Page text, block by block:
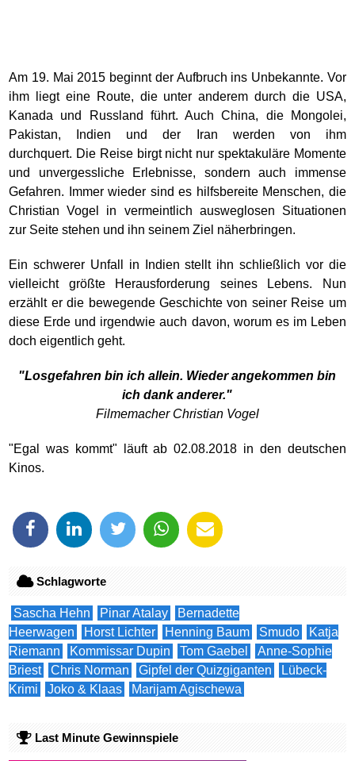
Am 19. Mai 2015 beginnt der Aufbruch ins Unbekannte. Vor
ihm liegt eine Route, die unter anderem durch die USA,
Kanada und Russland führt. Auch China, die Mongolei,
Pakistan, Indien und der Iran werden von ihm
durchquert. Die Reise birgt nicht nur spektakuläre Momente
und unvergessliche Erlebnisse, sondern auch immense
Gefahren. Immer wieder sind es hilfsbereite Menschen, die
Christian Vogel in vermeintlich ausweglosen Situationen
zur Seite stehen und ihn seinem Ziel näherbringen.
Ein schwerer Unfall in Indien stellt ihn schließlich vor die
vielleicht größte Herausforderung seines Lebens. Nun
erzählt er die bewegende Geschichte von seiner Reise um
diese Erde und irgendwie auch davon, worum es im Leben
doch eigentlich geht.
"Losgefahren bin ich allein. Wieder angekommen bin
ich dank anderer."
Filmemacher Christian Vogel
"Egal was kommt" läuft ab 02.08.2018 in den deutschen
Kinos.
Schlagworte
Sascha Hehn Pinar Atalay
Bernadette
Heerwagen
Horst Lichter Henning Baum Smudo
Katja
Riemann
Kommissar Dupin Tom Gaebel
Anne-Sophie
Briest
Chris Norman Gipfel der Quizgiganten
Lübeck-
Krimi
Joko & Klaas Marijam Agischewa
Last Minute Gewinnspiele